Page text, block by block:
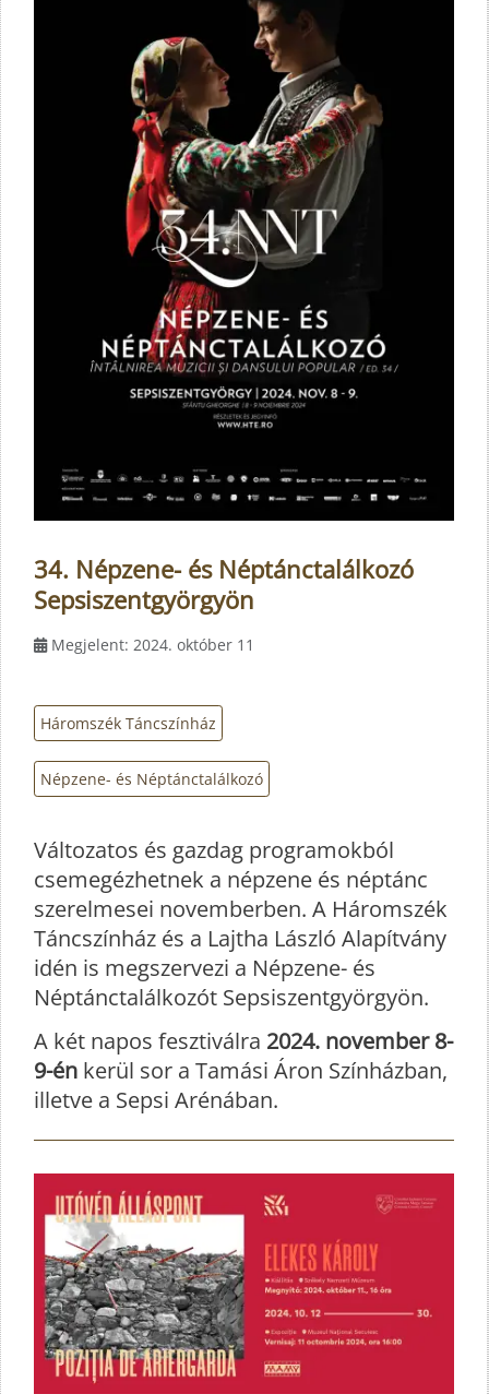
34. Népzene- és Néptánctalálkozó
Sepsiszentgyörgyön
Megjelent: 2024. október 11
Háromszék Táncszínház
Népzene- és Néptánctalálkozó
Változatos és gazdag programokból
csemegézhetnek a népzene és néptánc
szerelmesei novemberben. A Háromszék
Táncszínház és a Lajtha László Alapítvány
idén is megszervezi a Népzene- és
Néptánctalálkozót Sepsiszentgyörgyön.
A két napos fesztiválra 2024. november 8-
9-én kerül sor a Tamási Áron Színházban,
illetve a Sepsi Arénában.